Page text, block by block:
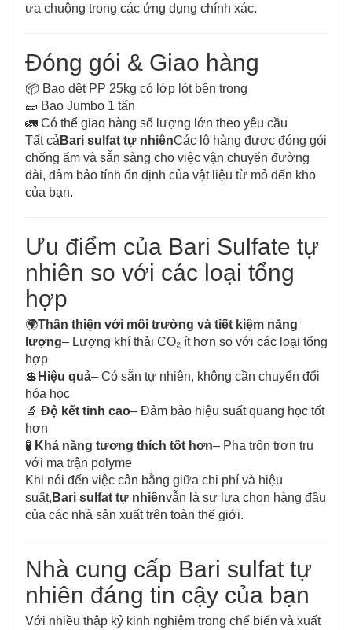
ưa chuộng trong các ứng dụng chính xác.
Đóng gói & Giao hàng
📦 Bao dệt PP 25kg có lớp lót bên trong
🧱 Bao Jumbo 1 tấn
🚛 Có thể giao hàng số lượng lớn theo yêu cầu
Tất cả Bari sulfat tự nhiênCác lô hàng được đóng gói
chống ẩm và sẵn sàng cho việc vận chuyển đường
dài, đảm bảo tính ổn định của vật liệu từ mỏ đến kho
của bạn.
Ưu điểm của Bari Sulfate tự
nhiên so với các loại tổng
hợp
🌍Thân thiện với môi trường và tiết kiệm năng
lượng– Lượng khí thải CO₂ ít hơn so với các loại tổng
hợp
💲 Hiệu quả– Có sẵn tự nhiên, không cần chuyển đổi
hóa học
🔬 Độ kết tinh cao– Đảm bảo hiệu suất quang học tốt
hơn
🧪 Khả năng tương thích tốt hơn– Pha trộn trơn tru
với ma trận polyme
Khi nói đến việc cân bằng giữa chi phí và hiệu
suất, Bari sulfat tự nhiênvẫn là sự lựa chọn hàng đầu
của các nhà sản xuất trên toàn thế giới.
Nhà cung cấp Bari sulfat tự
nhiên đáng tin cậy của bạn
Với nhiều thập kỷ kinh nghiệm trong chế biến và xuất